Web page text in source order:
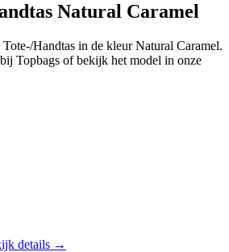
Natural Caramel
Handtas in de kleur Natural Caramel.
Topbags of bekijk het model in onze
details →